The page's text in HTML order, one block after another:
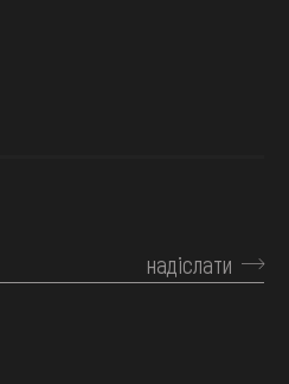
надіслати